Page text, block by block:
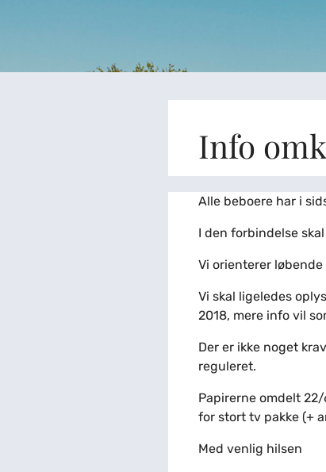
Info
Alle beboere har i
I den forbindelse
Vi orienterer
Vi skal ligeledes
2018, mere info vil
Der er ikke noget
reguleret.
Papirerne omdelt
for stort tv pakke (+
Med venlig hilsen